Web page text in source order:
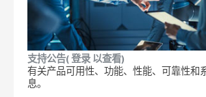
支持公告( 登录 以查看)
有关产品可用性、功能、性能、可靠性和
息。